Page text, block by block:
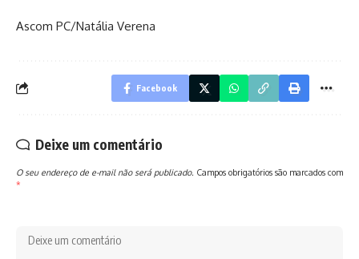
Ascom PC/Natália Verena
Facebook
Deixe um comentário
O seu endereço de e-mail não será publicado. Campos obrigatórios são marcados com
*